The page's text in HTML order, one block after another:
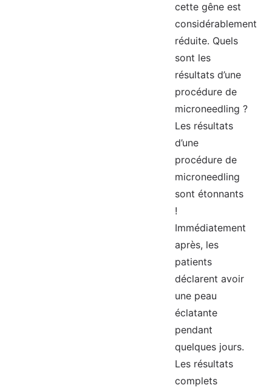
cette gêne est
considérablement
réduite. Quels
sont les
résultats d’une
procédure de
microneedling ?
Les résultats
d’une
procédure de
microneedling
sont étonnants
!
Immédiatement
après, les
patients
déclarent avoir
une peau
éclatante
pendant
quelques jours.
Les résultats
complets